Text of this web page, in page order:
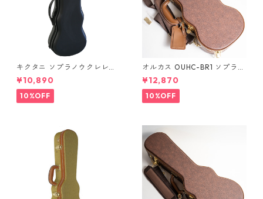
キクタニ ソプラノウクレレ用
ハードケース UPC-10N
¥10,890
10%OFF
オルカス OUHC-BR1 ソプラノ
ウクレレ用ハードケース
¥12,870
10%OFF